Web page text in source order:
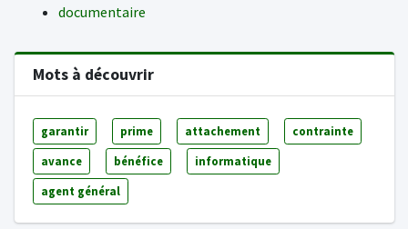
documentaire
Mots à découvrir
garantir prime attachement contrainte
avance bénéfice informatique
agent général